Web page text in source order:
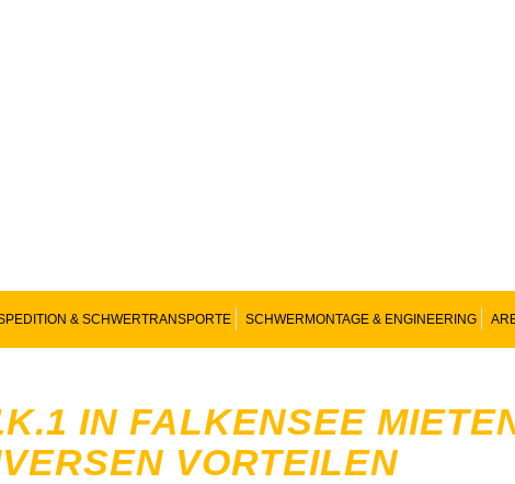
& SCHWERTRANSPORTE SCHWERMONTAGE & ENGINEERING
IN FALKENSEE
VORTEILEN